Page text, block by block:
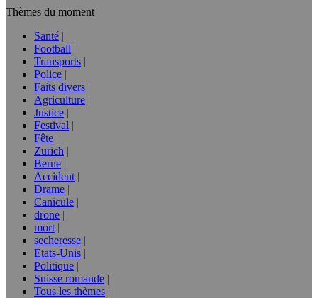
Thèmes du moment
Santé
Football
Transports
Police
Faits divers
Agriculture
Justice
Festival
Fête
Zurich
Berne
Accident
Drame
Canicule
drone
mort
secheresse
Etats-Unis
Politique
Suisse romande
Tous les thèmes